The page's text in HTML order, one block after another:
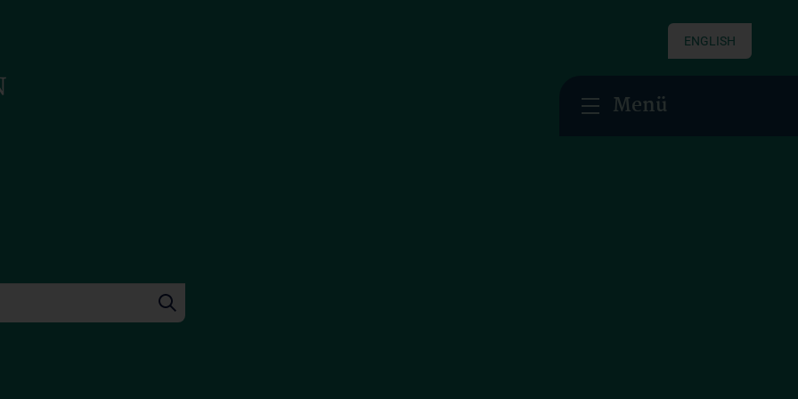
ENGLISH
Menü